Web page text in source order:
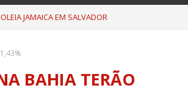
JAMAICA EM SALVADOR
BAHIA TERÃO